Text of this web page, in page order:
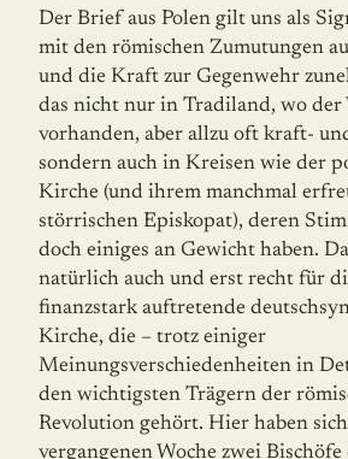
Der Brief aus Polen gilt uns als
mit den römischen Zumutungen
und die Kraft zur Gegenwehr
das nicht nur in Tradiland, wo der
vorhanden, aber allzu oft kraft-
sondern auch in Kreisen wie der
Kirche (und ihrem manchmal
störrischen Episkopat), deren
doch einiges an Gewicht haben.
natürlich auch und erst recht für
finanzstark auftretende
Kirche, die – trotz eini­ger
Meinungsverschiedenheiten in
den wichtigsten Trägern der
Revolution gehört. Hier haben
vergangenen Woche zwei